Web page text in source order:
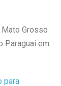
Grosso
Paraguai em